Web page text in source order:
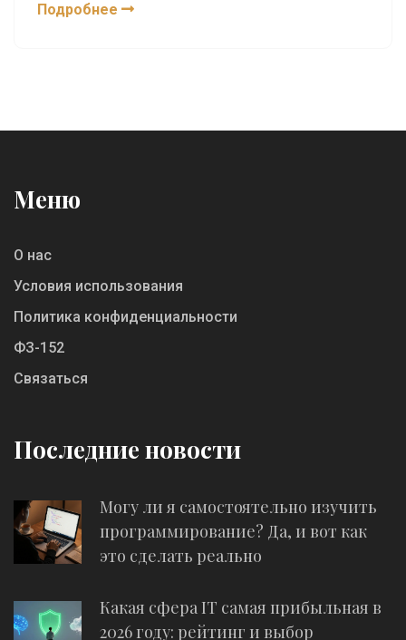
Подробнее
Меню
О нас
Условия использования
Политика конфиденциальности
ФЗ-152
Связаться
Последние новости
Могу ли я самостоятельно изучить
программирование? Да, и вот как
это сделать реально
Какая сфера IT самая прибыльная в
2026 году: рейтинг и выбор